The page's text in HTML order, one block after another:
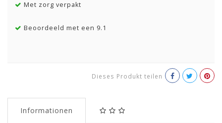
Met zorg verpakt
Beoordeeld met een 9.1
Dieses Produkt teilen
Informationen